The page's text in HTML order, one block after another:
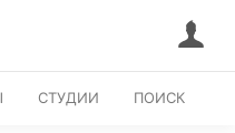
СТУДИИ ПОИСК